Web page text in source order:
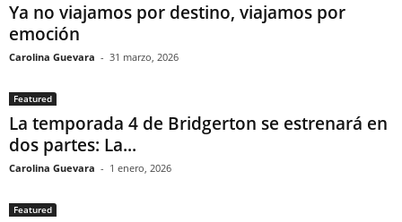
Ya no viajamos por destino, viajamos por
emoción
Carolina Guevara - 31 marzo, 2026
Featured
La temporada 4 de Bridgerton se estrenará en
dos partes: La...
Carolina Guevara - 1 enero, 2026
Featured